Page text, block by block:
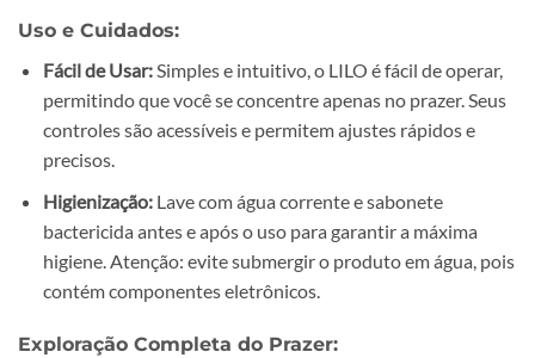
Uso e Cuidados:
Fácil de Usar:Simples e intuitivo, o LILO é fácil de operar,
permitindo que você se concentre apenas no prazer. Seus
controles são acessíveis e permitem ajustes rápidos e
precisos.
Higienização:Lave com água corrente e sabonete
bactericida antes e após o uso para garantir a máxima
higiene. Atenção: evite submergir o produto em água, pois
contém componentes eletrônicos.
Exploração Completa do Prazer: